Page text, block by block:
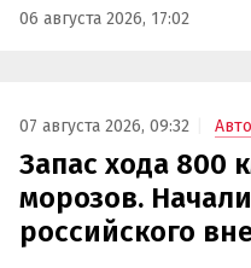
06 августа 2026, 17:02
07 августа 2026, 09:32
Запас хода 800
морозов.
российского